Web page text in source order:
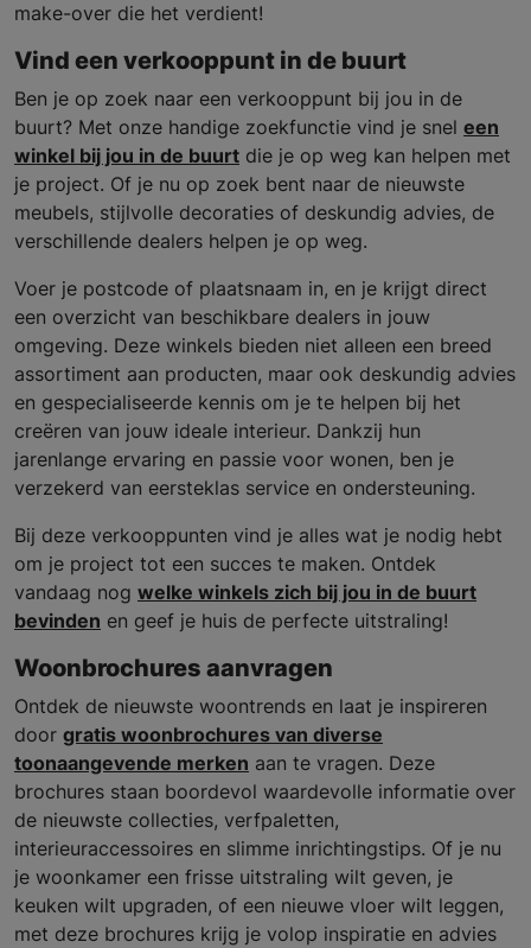
make-over die het verdient!
Vind een verkooppunt in de buurt
Ben je op zoek naar een verkooppunt bij jou in de
buurt? Met onze handige zoekfunctie vind je snel een
winkel bij jou in de buurt die je op weg kan helpen met
je project. Of je nu op zoek bent naar de nieuwste
meubels, stijlvolle decoraties of deskundig advies, de
verschillende dealers helpen je op weg.
Voer je postcode of plaatsnaam in, en je krijgt direct
een overzicht van beschikbare dealers in jouw
omgeving. Deze winkels bieden niet alleen een breed
assortiment aan producten, maar ook deskundig advies
en gespecialiseerde kennis om je te helpen bij het
creëren van jouw ideale interieur. Dankzij hun
jarenlange ervaring en passie voor wonen, ben je
verzekerd van eersteklas service en ondersteuning.
Bij deze verkooppunten vind je alles wat je nodig hebt
om je project tot een succes te maken. Ontdek
vandaag nog welke winkels zich bij jou in de buurt
bevinden en geef je huis de perfecte uitstraling!
Woonbrochures aanvragen
Ontdek de nieuwste woontrends en laat je inspireren
door gratis woonbrochures van diverse
toonaangevende merken aan te vragen. Deze
brochures staan boordevol waardevolle informatie over
de nieuwste collecties, verfpaletten,
interieuraccessoires en slimme inrichtingstips. Of je nu
je woonkamer een frisse uitstraling wilt geven, je
keuken wilt upgraden, of een nieuwe vloer wilt leggen,
met deze brochures krijg je volop inspiratie en advies